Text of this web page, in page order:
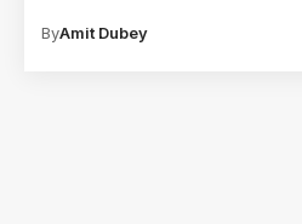
ByAmit Dubey